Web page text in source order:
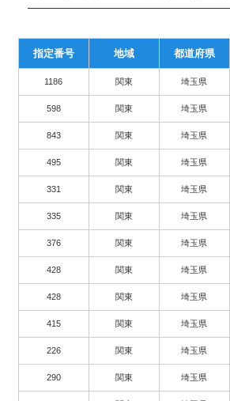
指定番号 地域 都道府県
1186 関東 埼玉県
598 関東 埼玉県
843 関東 埼玉県
495 関東 埼玉県
331 関東 埼玉県
335 関東 埼玉県
376 関東 埼玉県
428 関東 埼玉県
428 関東 埼玉県
415 関東 埼玉県
226 関東 埼玉県
290 関東 埼玉県